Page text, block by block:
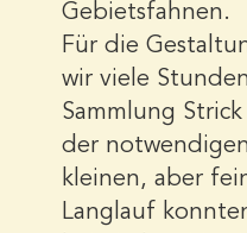
Gebietsfahnen.
Für die
wir viele
Sammlung
der
kleinen, aber
Langlauf